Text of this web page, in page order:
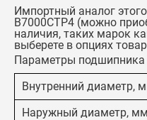
Импортный аналог
B7000CTP4 (можно
наличия, таких марок
выберете в опциях
Параметры подшипника
Внутренний диаметр,
Наружный диаметр, мм